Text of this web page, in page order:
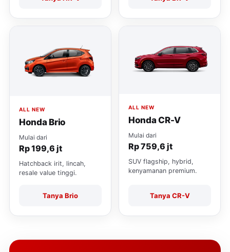
ALL NEW
Honda Brio
Mulai dari
Rp 199,6 jt
Hatchback irit, lincah,
resale value tinggi.
Tanya Brio
ALL NEW
Honda CR-V
Mulai dari
Rp 759,6 jt
SUV flagship, hybrid,
kenyamanan premium.
Tanya CR-V